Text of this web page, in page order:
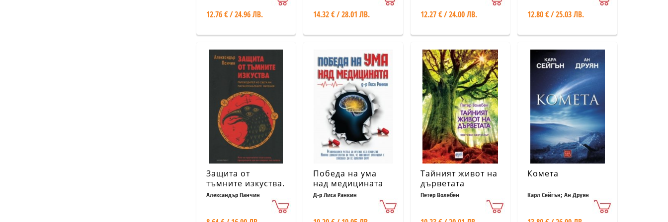
променили света
12.76 € / 24.96 ЛВ. 14.32 € / 28.01 ЛВ. 12.27 € / 24.00 ЛВ. 12.80 € / 25.03 ЛВ.
Защита от
тъмните изкуства.
Пътеводител към
паранормалните
Александър Панчин
Победа на ума
над медицината
Д-р Лиса Ранкин
Тайният живот на
дърветата
Петер Волебен
Комета
Карл Сейгън; Ан Друян